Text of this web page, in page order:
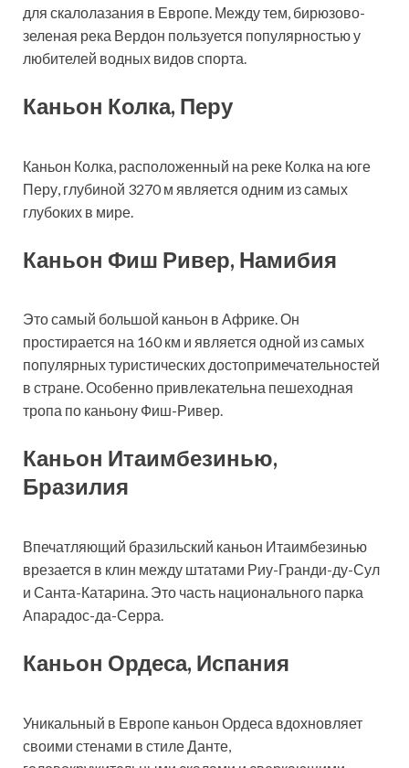
для скалолазания в Европе. Между тем, бирюзово-
зеленая река Вердон пользуется популярностью у
любителей водных видов спорта.
Каньон Колка, Перу
Каньон Колка, расположенный на реке Колка на юге
Перу, глубиной 3270 м является одним из самых
глубоких в мире.
Каньон Фиш Ривер, Намибия
Это самый большой каньон в Африке. Он
простирается на 160 км и является одной из самых
популярных туристических достопримечательностей
в стране. Особенно привлекательна пешеходная
тропа по каньону Фиш-Ривер.
Каньон Итаимбезинью,
Бразилия
Впечатляющий бразильский каньон Итаимбезинью
врезается в клин между штатами Риу-Гранди-ду-Сул
и Санта-Катарина. Это часть национального парка
Апарадос-да-Серра.
Каньон Ордеса, Испания
Уникальный в Европе каньон Ордеса вдохновляет
своими стенами в стиле Данте,